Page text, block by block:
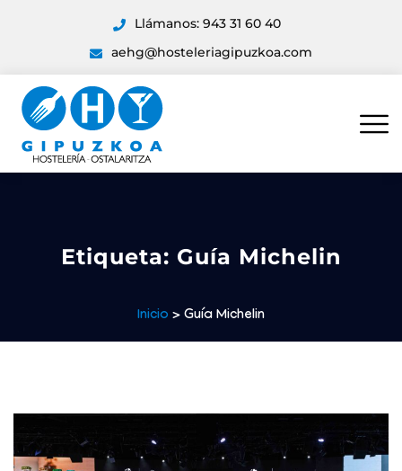
Llámanos: 943 31 60 40
aehg@hosteleriagipuzkoa.com
Etiqueta: Guía Michelin
Inicio > Guía Michelin